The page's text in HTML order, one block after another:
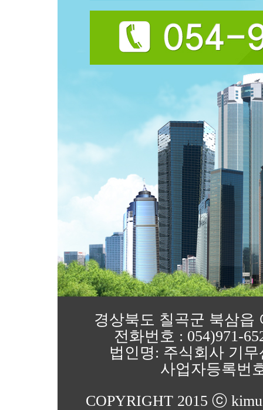
경상북도 칠곡군 북삼읍
전화번호 : 054)971-
법인명: 주식회사 기
사업자등록번
COPYRIGHT 2015 ⓒ